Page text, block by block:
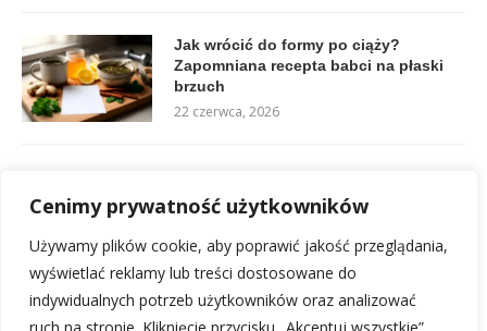
Cenimy prywatność użytkowników
Używamy plików cookie, aby poprawić jakość przeglądania,
wyświetlać reklamy lub treści dostosowane do
indywidualnych potrzeb użytkowników oraz analizować
Jak wrócić do formy po ciąży?
Zapomniana recepta babci na płaski
brzuch
22 czerwca, 2026
13 lutego, 2026
Składy: Fenerbahçe – Trabzonspor: Kto zagra w hicie?
10 lutego, 2026